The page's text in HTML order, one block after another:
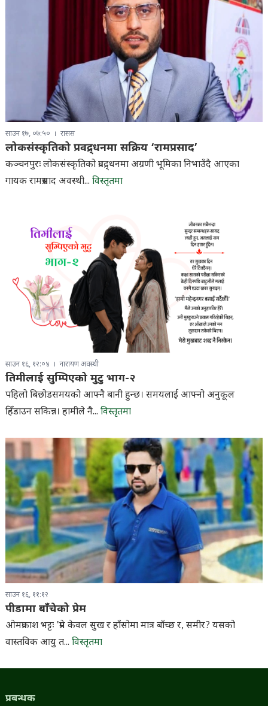
साउन १७, ०७:५० रासस
लोकसंस्कृतिको प्रवद्र्धनमा सक्रिय ‘रामप्रसाद’
कञ्चनपुरः लोकसंस्कृतिको प्रवद्र्धनमा अग्रणी भूमिका निभाउँदै आएका
गायक रामप्रसाद अवस्थी... विस्तृतमा
साउन १६, १२:०४ नारायण अवस्थी
तिमीलाई सुम्पिएको मुटु भाग-२
पहिलो बिछोडसमयको आफ्नै बानी हुन्छ। समयलाई आफ्नो अनुकूल
हिँडाउन सकिन्न। हामीले नै... विस्तृतमा
साउन १६, ११:१२
पीडामा बाँचेको प्रेम
ओमप्रकाश भट्टः 'प्रेम केवल सुख र हाँसोमा मात्र बाँच्छ र, समीर? यसको
वास्तविक आयु त... विस्तृतमा
प्रबन्धक